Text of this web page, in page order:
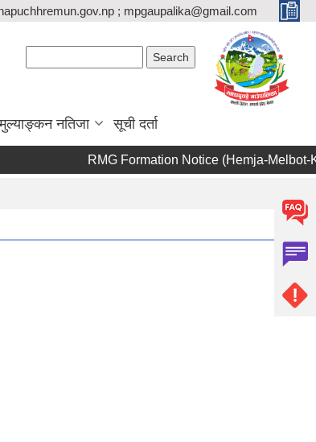
; mpgaupalika@gmail.com
मुल्याङ्कन नतिजा सूची दर्ता
RMG Formation Notice (Hemja-Melbot-